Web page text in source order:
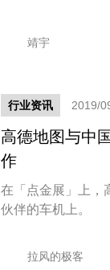
靖宇
行业资讯 2019/
高德地图与中
作
在「点金展」上，
伙伴的车机上。
拉风的极客